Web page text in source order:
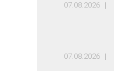
07.08.2026
07.08.2026